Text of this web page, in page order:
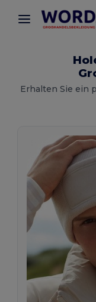
× Wordans
Bessere
Erhalten Sie ein